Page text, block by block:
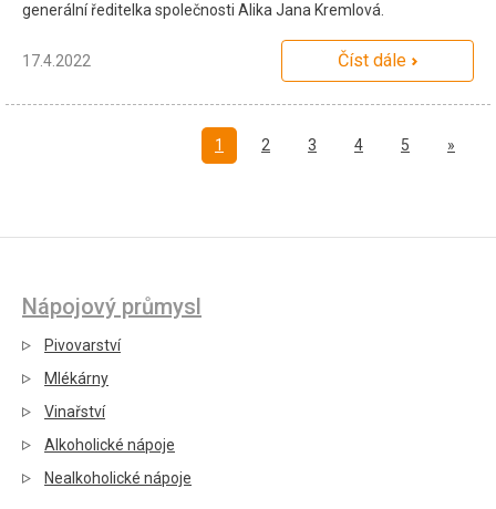
generální ředitelka společnosti Alika Jana Kremlová.
17.4.2022 Číst dále
1 2 3 4 5 »
Nápojový průmysl
Pivovarství
Mlékárny
Vinařství
Alkoholické nápoje
Nealkoholické nápoje